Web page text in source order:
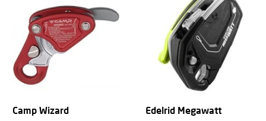
Camp Wizard Edelrid Megawatt